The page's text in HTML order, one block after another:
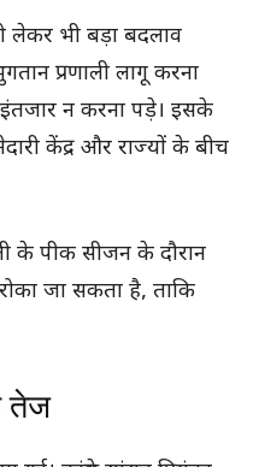
लेकर भी बड़ा बदलाव
प्रणाली लागू करना
न करना पड़े। इसके
केंद्र और राज्यों के बीच
पीक सीजन के दौरान
जा सकता है, ताकि
तेज